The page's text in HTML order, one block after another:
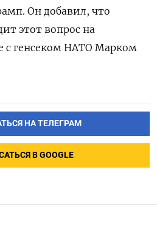
Он добавил, что
этот вопрос на
с генсеком НАТО Марком
НА ТЕЛЕГРАМ
В GOOGLE